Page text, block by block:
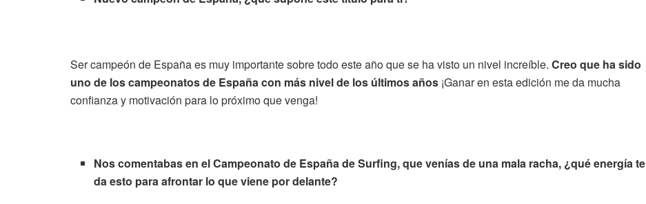
Ser campeón de España es muy importante sobre todo este año que se ha visto un nivel increíble. Creo que ha sido
uno de los campeonatos de España con más nivel de los últimos años ¡Ganar en esta edición me da mucha
confianza y motivación para lo próximo que venga!
Nos comentabas en el Campeonato de España de Surfing, que venías de una mala racha, ¿qué energía te
da esto para afrontar lo que viene por delante?